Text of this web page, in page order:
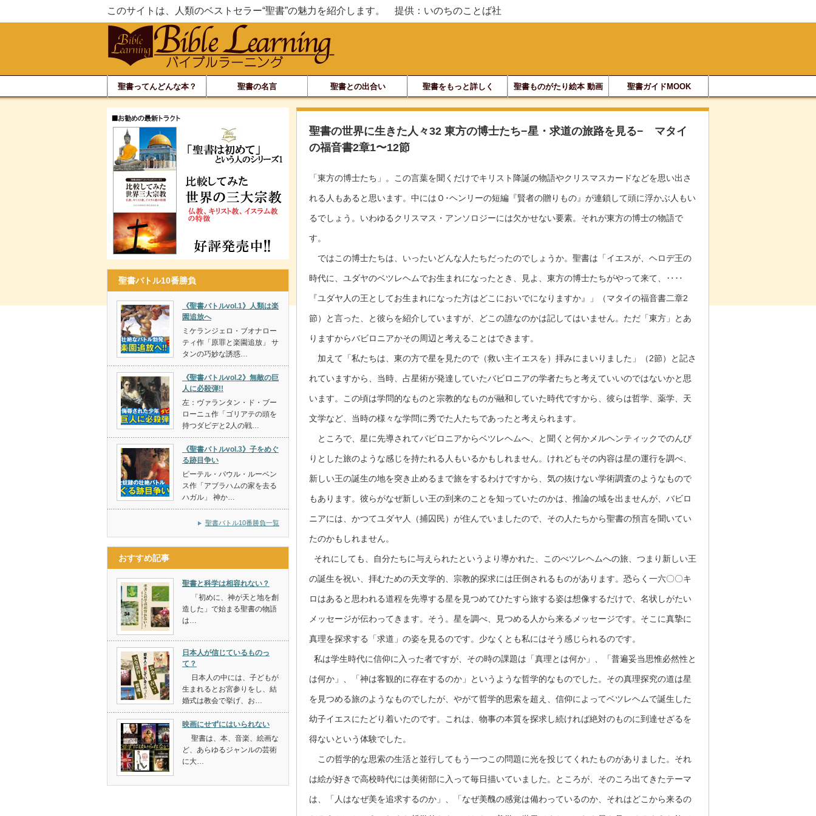
このサイトは、人類のベストセラー“聖書”の魅力を紹介します。 提供：いのちのことば社
聖書ってんどんな本？ 聖書の名言 聖書との出合い 聖書をもっと詳しく 聖書ものがたり絵本 動画 聖書ガイドMOOK
聖書の世界に生きた人々32 東方の博士たち−星・求道の旅路を見る− マタイ
の福音書2章1〜12節
「東方の博士たち」。この言葉を聞くだけでキリスト降誕の物語やクリスマスカードなどを思い出さ
れる人もあると思います。中にはＯ･ヘンリーの短編『賢者の贈りもの』が連鎖して頭に浮かぶ人もい
るでしょう。いわゆるクリスマス・アンソロジーには欠かせない要素。それが東方の博士の物語で
す。
ではこの博士たちは、いったいどんな人たちだったのでしょうか。聖書は「イエスが、ヘロデ王の
時代に、ユダヤのベツレヘムでお生まれになったとき、見よ、東方の博士たちがやって来て、‥‥
『ユダヤ人の王としてお生まれになった方はどこにおいでになりますか』」（マタイの福音書二章2
節）と言った、と彼らを紹介していますが、どこの誰なのかは記してはいません。ただ「東方」とあ
りますからバビロニアかその周辺と考えることはできます。
加えて「私たちは、東の方で星を見たので（救い主イエスを）拝みにまいりました」（2節）と記さ
れていますから、当時、占星術が発達していたバビロニアの学者たちと考えていいのではないかと思
います。この頃は学問的なものと宗教的なものが融和していた時代ですから、彼らは哲学、薬学、天
文学など、当時の様々な学問に秀でた人たちであったと考えられます。
ところで、星に先導されてバビロニアからベツレヘムへ、と聞くと何かメルヘンティックでのんび
りとした旅のような感じを持たれる人もいるかもしれません。けれどもその内容は星の運行を調べ、
新しい王の誕生の地を突き止めるまで旅をするわけですから、気の抜けない学術調査のようなもので
もあります。彼らがなぜ新しい王の到来のことを知っていたのかは、推論の域を出ませんが、バビロ
ニアには、かつてユダヤ人（捕囚民）が住んでいましたので、その人たちから聖書の預言を聞いてい
たのかもしれません。
それにしても、自分たちに与えられたというより導かれた、このべツレヘムへの旅、つまり新しい王
の誕生を祝い、拝むための天文学的、宗教的探求には圧倒されるものがあります。恐らく一六〇〇キ
ロはあると思われる道程を先導する星を見つめてひたすら旅する姿は想像するだけで、名状しがたい
メッセージが伝わってきます。そう。星を調べ、見つめる人から来るメッセージです。そこに真摯に
真理を探求する「求道」の姿を見るのです。少なくとも私にはそう感じられるのです。
私は学生時代に信仰に入った者ですが、その時の課題は「真理とは何か」、「普遍妥当思惟必然性と
は何か」、「神は客観的に存在するのか」というような哲学的なものでした。その真理探究の道は星
を見つめる旅のようなものでしたが、やがて哲学的思索を超え、信仰によってベツレヘムで誕生した
幼子イエスにたどり着いたのです。これは、物事の本質を探求し続ければ絶対のものに到達せざるを
得ないという体験でした。
この哲学的な思索の生活と並行してもう一つこの問題に光を投じてくれたものがありました。それ
は絵が好きで高校時代には美術部に入って毎日描いていました。ところが、そのころ出てきたテーマ
は、「人はなぜ美を追求するのか」、「なぜ美醜の感覚は備わっているのか、それはどこから来るの
聖書バトル10番勝負
《聖書バトルvol.1》人類は楽
園追放へ
ミケランジェロ・ブオナロー
ティ作「原罪と楽園追放」 サ
タンの巧妙な誘惑…
《聖書バトルvol.2》無敵の巨
人に必殺弾!!
左：ヴァランタン・ド・ブー
ローニュ作「ゴリアテの頭を
持つダビデと2人の戦…
《聖書バトルvol.3》子をめぐ
る跡目争い
ピーテル・パウル・ルーベン
ス作「アブラハムの家を去る
ハガル」 神か…
聖書バトル10番勝負一覧
おすすめ記事
聖書と科学は相容れない？
「初めに、神が天と地を創
造した」で始まる聖書の物語
は…
日本人が信じているものっ
て？
日本人の中には、子どもが
生まれるとお宮参りをし、結
婚式は教会で挙げ、お…
映画にせずにはいられない
聖書は、本、音楽、絵画な
ど、あらゆるジャンルの芸術
に大…